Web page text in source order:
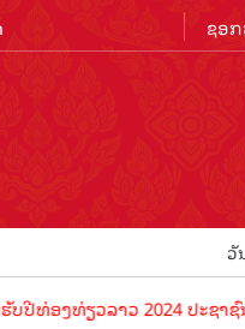
ວັ
ທ່ຽວລາວ 2024 ປະຊາຊົນລາ